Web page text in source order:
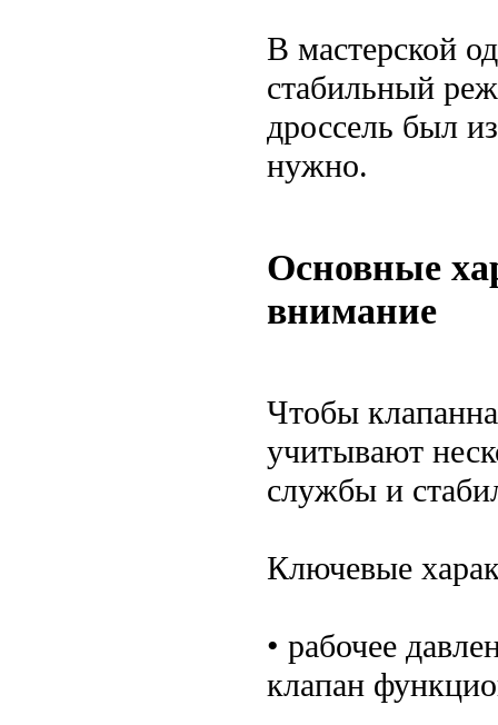
В мастерской
стабильный
дроссель был
нужно.
Основные
внимание
Чтобы
учитывают
службы и
Ключевые
• рабочее
клапан